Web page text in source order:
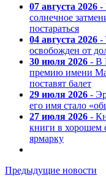
07 августа 2026 -
солнечное
постараться
04 августа 2026 -
освобожден от
30 июля 2026 - В
премию имени
поставят балет
29 июля 2026 -
его имя стало
27 июля 2026 -
книги в хорошем
ярмарку
Предыдущие новости